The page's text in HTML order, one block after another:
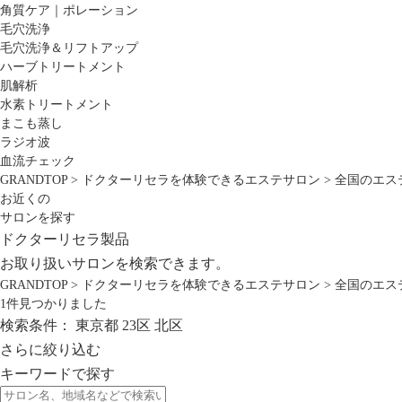
角質ケア｜ポレーション
毛穴洗浄
毛穴洗浄＆リフトアップ
ハーブトリートメント
肌解析
水素トリートメント
まこも蒸し
ラジオ波
血流チェック
GRANDTOP> ドクターリセラを体験できるエステサロン > 全国のエス
お近くの
サロンを探す
ドクターリセラ製品
お取り扱いサロンを検索できます。
GRANDTOP> ドクターリセラを体験できるエステサロン > 全国のエス
1件見つかりました
検索条件： 東京都 23区 北区
さらに絞り込む
キーワードで探す